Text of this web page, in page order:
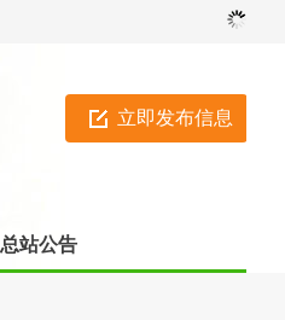
立即发布信息
总站公告